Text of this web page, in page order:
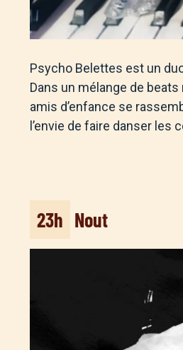
Psycho Belettes est un
Dans un mélange de
amis d’enfance se
l’envie de faire danser les
23h Nout